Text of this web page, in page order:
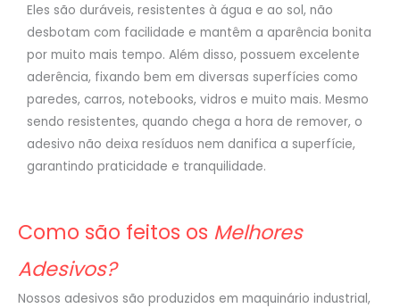
Eles são duráveis, resistentes à água e ao sol, não
desbotam com facilidade e mantêm a aparência bonita
por muito mais tempo. Além disso, possuem excelente
aderência, fixando bem em diversas superfícies como
paredes, carros, notebooks, vidros e muito mais. Mesmo
sendo resistentes, quando chega a hora de remover, o
adesivo não deixa resíduos nem danifica a superfície,
garantindo praticidade e tranquilidade.
Como são feitos os Melhores
Adesivos?
Nossos adesivos são produzidos em maquinário industrial,